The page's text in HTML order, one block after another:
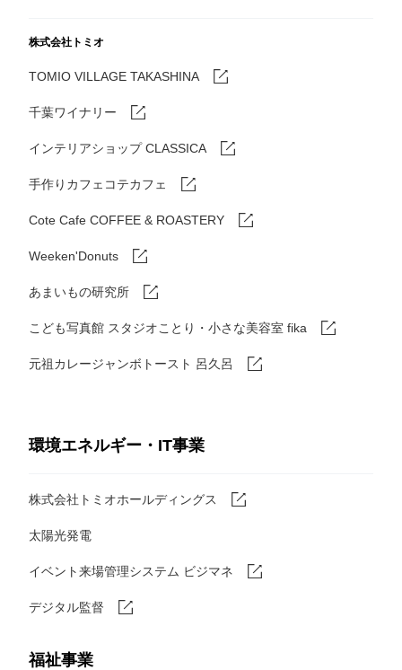
株式会社トミオ
TOMIO VILLAGE TAKASHINA
千葉ワイナリー
インテリアショップ CLASSICA
手作りカフェコテカフェ
Cote Cafe COFFEE & ROASTERY
Weeken'Donuts
あまいもの研究所
こども写真館 スタジオことり・小さな美容室 fika
元祖カレージャンボトースト 呂久呂
環境エネルギー・IT事業
株式会社トミオホールディングス
太陽光発電
イベント来場管理システム ビジマネ
デジタル監督
福祉事業